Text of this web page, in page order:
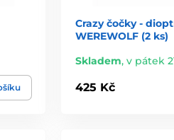
Crazy čočky -
WEREWOLF (2 ks)
Skladem,v pátek
425 Kč